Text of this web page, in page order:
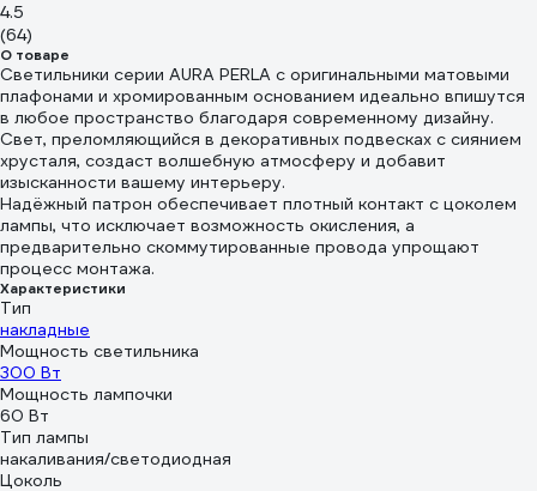
4.5
(64)
О товаре
Светильники серии AURA PERLA с оригинальными матовыми
плафонами и хромированным основанием идеально впишутся
в любое пространство благодаря современному дизайну.
Свет, преломляющийся в декоративных подвесках с сиянием
хрусталя, создаст волшебную атмосферу и добавит
изысканности вашему интерьеру.
Надёжный патрон обеспечивает плотный контакт с цоколем
лампы, что исключает возможность окисления, а
предварительно скоммутированные провода упрощают
процесс монтажа.
Характеристики
Тип
накладные
Мощность светильника
300 Вт
Мощность лампочки
60 Вт
Тип лампы
накаливания/светодиодная
Цоколь